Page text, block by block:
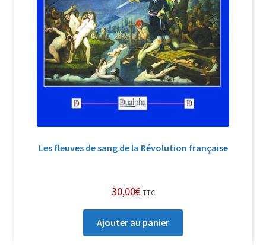
Qui sommes-nous ?
Soutien à Philippe Randa
Suivi de la Commande
Les fleuves de sang de la Révolution française
30,00€ TTC
Ajouter au panier